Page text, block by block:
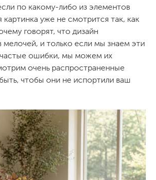
по какому-либо из элементов
картинка уже не смотрится так, как
говорят, что дизайн
мелочей, и только если мы знаем эти
ошибки, мы можем их
очень распространенные
чтобы они не испортили ваш